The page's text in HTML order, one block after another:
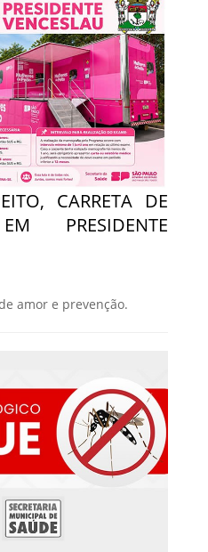
CARRETA DE
PRESIDENTE
amor e prevenção.